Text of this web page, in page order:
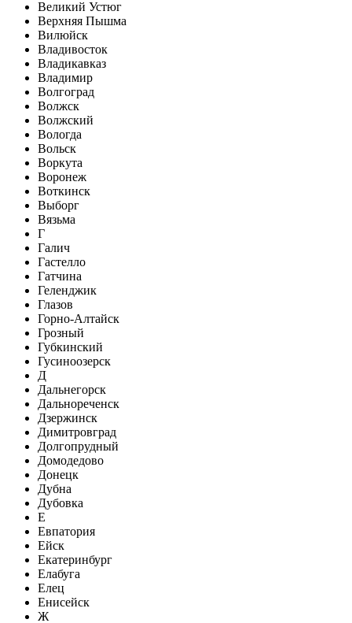
Великий Устюг
Верхняя Пышма
Вилюйск
Владивосток
Владикавказ
Владимир
Волгоград
Волжск
Волжский
Вологда
Вольск
Воркута
Воронеж
Воткинск
Выборг
Вязьма
Г
Галич
Гастелло
Гатчина
Геленджик
Глазов
Горно-Алтайск
Грозный
Губкинский
Гусиноозерск
Д
Дальнегорск
Дальнореченск
Дзержинск
Димитровград
Долгопрудный
Домодедово
Донецк
Дубна
Дубовка
Е
Евпатория
Ейск
Екатеринбург
Елабуга
Елец
Енисейск
Ж